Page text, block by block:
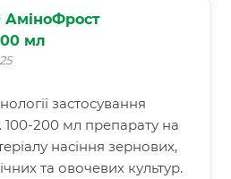
мл
застосування
200 мл препарату на
насіння зернових,
та овочевих культур.